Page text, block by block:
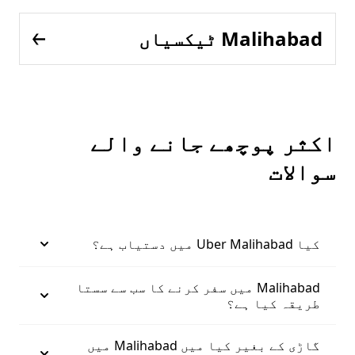
Malihabad ٹیکسیاں
اکثر پوچھے جانے والے
سوالات
کیا Uber Malihabad میں دستیاب ہے؟
Malihabad میں سفر کرنے کا سب سے سستا
طریقہ کیا ہے؟
گاڑی کے بغیر کیا میں Malihabad میں